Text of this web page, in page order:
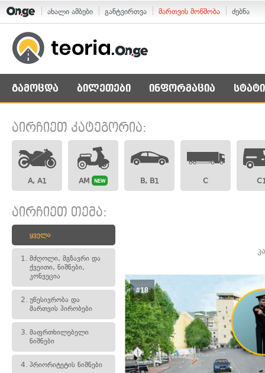
ახალი ამბები განტვირთვა მართვის მოწმობა ძებნა
გამოცდა ბილეთები ინფორმაცია
აირჩიეთ კატეგორია:
A, A1 AM NEW B, B1 C
აირჩიეთ თემა:
ყველა
1. მძღოლი, მგზავრი და
ქვეითი, ნიშნები,
კონვეცია
2. უწესივრობა და
მართვის პირობები
3. მაფრთხილებელი
ნიშნები
4. პრიორიტეტის ნიშნები
#18